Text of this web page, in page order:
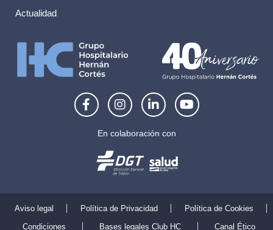
Actualidad
F
a
-
f
I
n
t
g
r
m
L
i
k
d
i
-
i
Y
o
En colaboración con
Aviso legal Política de Privacidad
Política de Cookies
Condiciones
Bases legales Club HC Canal Ético